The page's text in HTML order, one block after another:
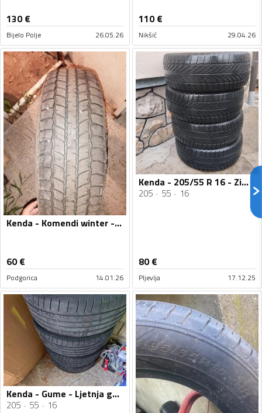
130€
Bijelo Polje 26.05.26
110€
Nikšić 29.04.26
Kenda - Komendi winter - Zimska guma
60€
Podgorica 14.01.26
Kenda - 205/55 R 16 - Zimska guma
205 55 16
80€
Pljevlja 17.12.25
Kenda - Gume - Ljetnja guma
205 55 16